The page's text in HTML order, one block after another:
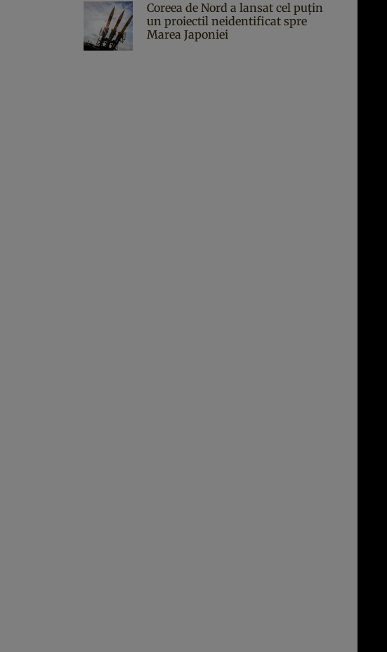
Coreea de Nord a lansat cel puțin
un proiectil neidentificat spre
Marea Japoniei